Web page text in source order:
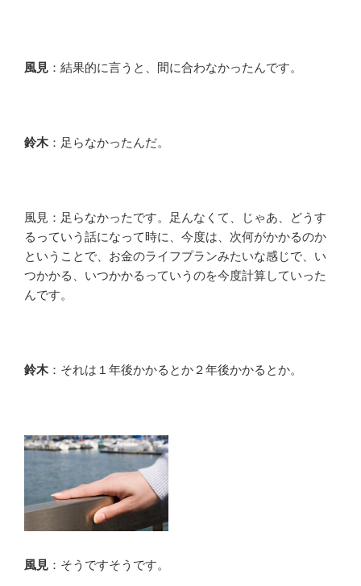
風見 ：結果的に言うと、間に合わなかったんです。
鈴木：足らなかったんだ。
風見：足らなかったです。足んなくて、じゃあ、どうす
るっていう話になって時に、今度は、次何がかかるのか
ということで、お金のライフプランみたいな感じで、い
つかかる、いつかかるっていうのを今度計算していった
んです。
鈴木：それは１年後かかるとか２年後かかるとか。
風見 ：そうですそうです。